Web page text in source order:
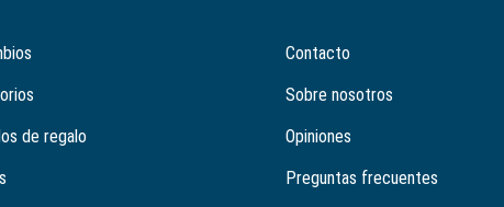
de regalo
Contacto
Sobre nosotros
Opiniones
Preguntas frecuentes